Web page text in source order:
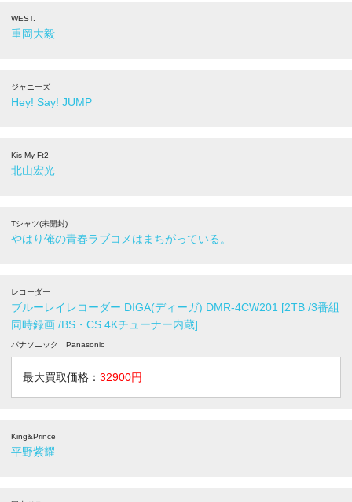
WEST.
重岡大毅
ジャニーズ
Hey! Say! JUMP
Kis-My-Ft2
北山宏光
Tシャツ(未開封)
やはり俺の青春ラブコメはまちがっている。
レコーダー
ブルーレイレコーダー DIGA(ディーガ) DMR-4CW201 [2TB /3番組
同時録画 /BS・CS 4Kチューナー内蔵]
パナソニック Panasonic
最大買取価格： 32900円
King&Prince
平野紫耀